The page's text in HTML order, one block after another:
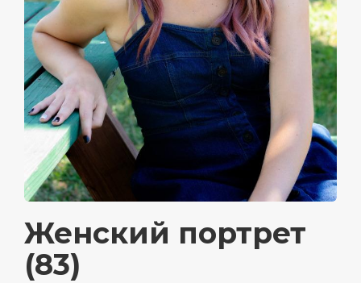
Женский портрет
(83)